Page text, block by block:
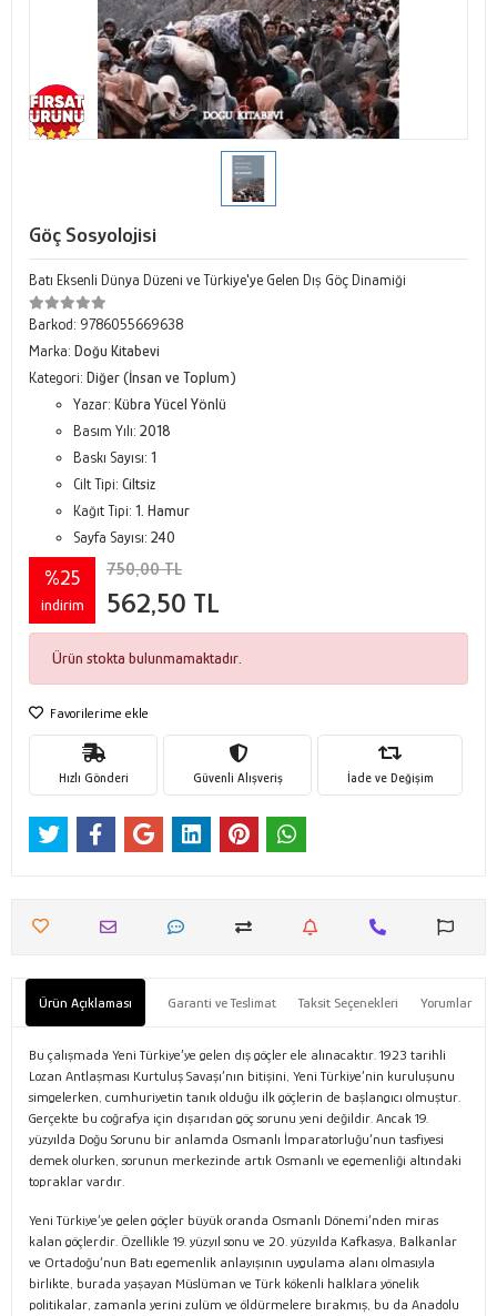
Göç Sosyolojisi
Batı Eksenli Dünya Düzeni ve Türkiye'ye Gelen Dış Göç Dinamiği
Barkod: 9786055669638
Marka: Doğu Kitabevi
Kategori: Diğer (İnsan ve Toplum)
Yazar: Kübra Yücel Yönlü
Basım Yılı: 2018
Baskı Sayısı: 1
Cilt Tipi: Ciltsiz
Kağıt Tipi: 1. Hamur
Sayfa Sayısı: 240
%25
indirim
750,00 TL
562,50 TL
Ürün stokta bulunmamaktadır.
Favorilerime ekle
Hızlı Gönderi Güvenli Alışveriş İade ve Değişim
Ürün Açıklaması Garanti ve Teslimat Taksit Seçenekleri Yorumlar
Bu çalışmada Yeni Türkiye’ye gelen dış göçler ele alınacaktır. 1923 tarihli
Lozan Antlaşması Kurtuluş Savaşı’nın bitişini, Yeni Türkiye’nin kuruluşunu
simgelerken, cumhuriyetin tanık olduğu ilk göçlerin de başlangıcı olmuştur.
Gerçekte bu coğrafya için dışarıdan göç sorunu yeni değildir. Ancak 19.
yüzyılda Doğu Sorunu bir anlamda Osmanlı İmparatorluğu’nun tasfiyesi
demek olurken, sorunun merkezinde artık Osmanlı ve egemenliği altındaki
topraklar vardır.
Yeni Türkiye’ye gelen göçler büyük oranda Osmanlı Dönemi’nden miras
kalan göçlerdir. Özellikle 19. yüzyıl sonu ve 20. yüzyılda Kafkasya, Balkanlar
ve Ortadoğu’nun Batı egemenlik anlayışının uygulama alanı olmasıyla
birlikte, burada yaşayan Müslüman ve Türk kökenli halklara yönelik
politikalar, zamanla yerini zulüm ve öldürmelere bırakmış, bu da Anadolu